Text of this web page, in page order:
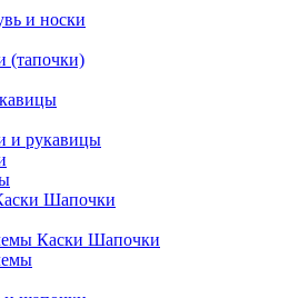
и носки
(тапочки)
и рукавицы
Шапочки
Каски Шапочки